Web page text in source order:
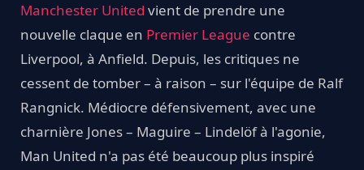
Manchester United vient de prendre une
nouvelle claque en Premier League contre
Liverpool, à Anfield. Depuis, les critiques ne
cessent de tomber – à raison – sur l'équipe de Ralf
Rangnick. Médiocre défensivement, avec une
charnière Jones – Maguire – Lindelöf à l'agonie,
Man United n'a pas été beaucoup plus inspiré